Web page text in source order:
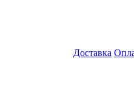
Доставка